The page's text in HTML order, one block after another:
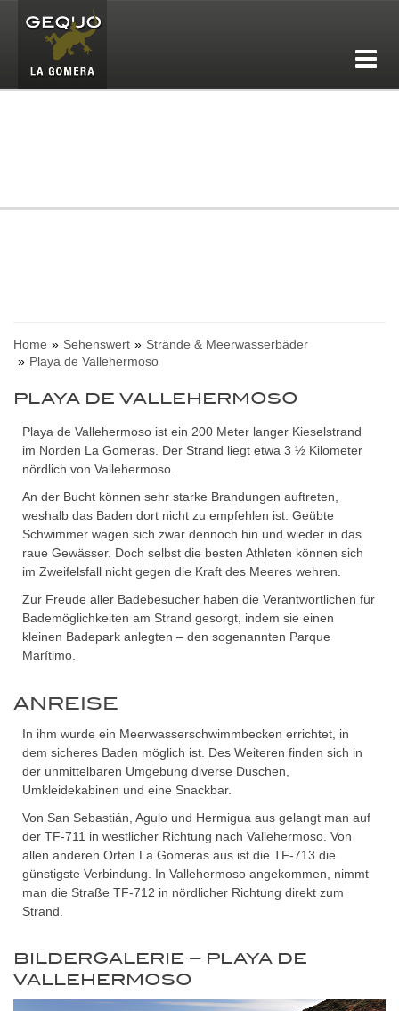
Home Sehenswert
Strände & Meerwasserbäder
Playa de Vallehermoso
PLAYA DE VALLEHERMOSO
Playa de Vallehermoso ist ein 200 Meter langer Kieselstrand
im Norden La Gomeras. Der Strand liegt etwa 3 ½ Kilometer
nördlich von Vallehermoso.
An der Bucht können sehr starke Brandungen auftreten,
weshalb das Baden dort nicht zu empfehlen ist. Geübte
Schwimmer wagen sich zwar dennoch hin und wieder in das
raue Gewässer. Doch selbst die besten Athleten können sich
im Zweifelsfall nicht gegen die Kraft des Meeres wehren.
Zur Freude aller Badebesucher haben die Verantwortlichen für
Bademöglichkeiten am Strand gesorgt, indem sie einen
kleinen Badepark anlegten – den sogenannten Parque
Marítimo.
ANREISE
In ihm wurde ein Meerwasserschwimmbecken errichtet, in
dem sicheres Baden möglich ist. Des Weiteren finden sich in
der unmittelbaren Umgebung diverse Duschen,
Umkleidekabinen und eine Snackbar.
Von San Sebastián, Agulo und Hermigua aus gelangt man auf
der TF-711 in westlicher Richtung nach Vallehermoso. Von
allen anderen Orten La Gomeras aus ist die TF-713 die
günstigste Verbindung. In Vallehermoso angekommen, nimmt
man die Straße TF-712 in nördlicher Richtung direkt zum
Strand.
BILDERGALERIE – PLAYA DE
VALLEHERMOSO